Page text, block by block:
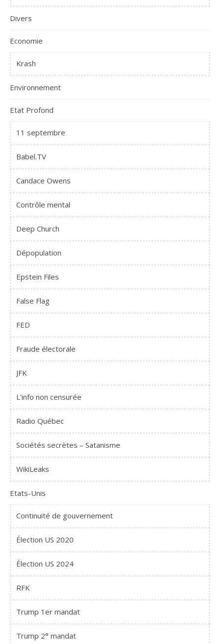
Divers
Economie
Krash
Environnement
Etat Profond
11 septembre
Babel.TV
Candace Owens
Contrôle mental
Deep Church
Dépopulation
Epstein Files
False Flag
FED
Fraude électorale
JFK
L'info non censurée
Radio Québec
Sociétés secrètes – Satanisme
WikiLeaks
Etats-Unis
Continuité de gouvernement
Élection US 2020
Élection US 2024
RFK
Trump 1er mandat
Trump 2° mandat